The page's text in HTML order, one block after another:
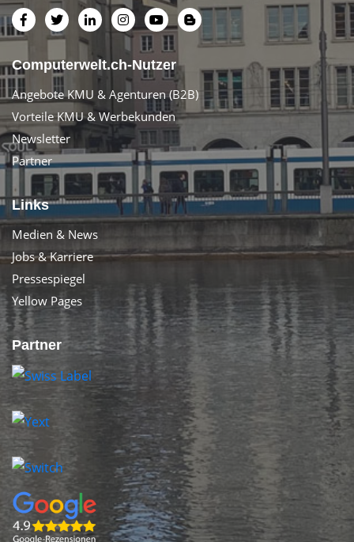
Computerwelt.ch-Nutzer
Angebote KMU & Agenturen (B2B)
Vorteile KMU & Werbekunden
Newsletter
Partner
Links
Medien & News
Jobs & Karriere
Pressespiegel
Yellow Pages
Partner